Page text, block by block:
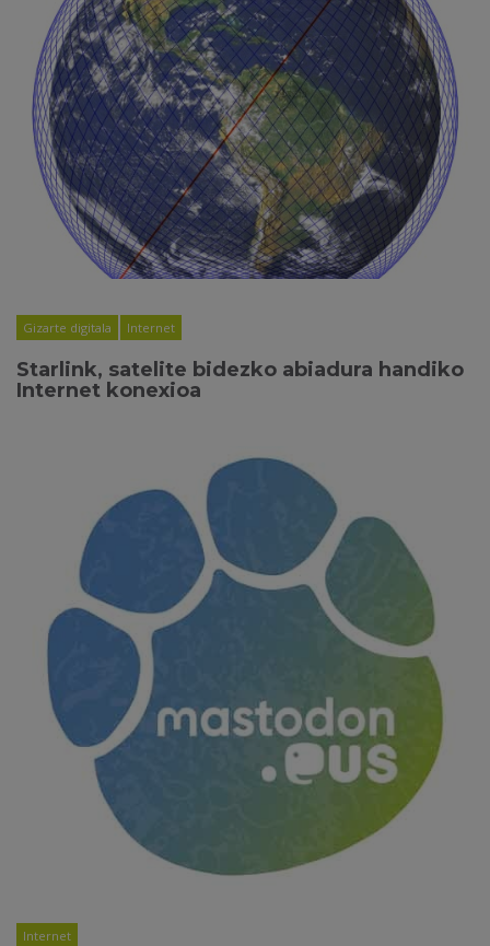
Gizarte digitala Internet
Starlink, satelite bidezko abiadura handiko
Internet konexioa
Internet